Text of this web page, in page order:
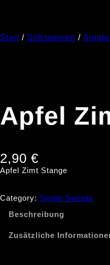
Start / Süßspeisen /
Apfel
2,90 €
Apfel Zimt Stange
Category: Single Sweets
Beschreibung
Zusätzliche